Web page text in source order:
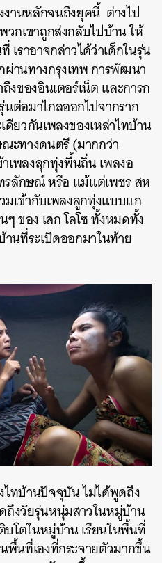
านหลักจนถึงยุคนี้ ต่างไป
กเขาถูกส่งกลับไปบ้าน ให้
เราอาจกล่าวได้ว่าเด็กในรุ่น
านทางกรุงเทพ การพัฒนา
งของอินเตอร์เน็ต และการก
ต่อมาไกลออกไปจากราก
ยวกันเพลงของเหล่าไทบ้าน
ะทางดนตรี (มากกว่า
เพลงลุกทุ่งพื้นถิ่น เพลงอ
ลักษณ์ หรือ แม้แต่เพชร สห
มเข้ากับเพลงลูกทุ่งแบบแก
ของ เสก โลโซ ทั้งหมดทั้ง
นที่ระเบิดออกมาในท้าย
ไทบ้านปัจจุบัน ไม่ได้พูดถึง
งวัยรุ่นหนุ่มสาวในหมู่บ้าน
บโตในหมู่บ้าน เรียนในพื้นที่
พื้นที่เองที่กระจายตัวมากขึ้น